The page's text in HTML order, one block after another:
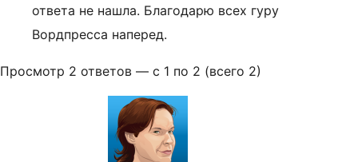
ответа не нашла. Благодарю всех гуру
Вордпресса наперед.
Просмотр 2 ответов — с 1 по 2 (всего 2)